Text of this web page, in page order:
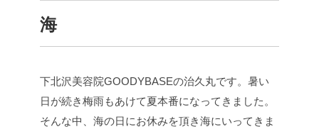
海
下北沢美容院GOODYBASEの治久丸です。暑い
日が続き梅雨もあけて夏本番になってきました。
そんな中、海の日にお休みを頂き海にいってきま